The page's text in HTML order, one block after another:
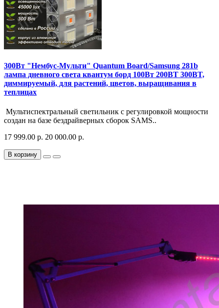
300Вт "Нембус-Мульти" Quantum Board/Samsung 281b
лампа дневного света квантум борд 100Вт 200ВТ 300BT,
диммируемый, для растений, цветов, выращивания в
теплицах
Мультиспектральный светильник с регулировкой мощности
создан на базе бездрайверных сборок SAMS..
17 999.00 р. 20 000.00 р.
В корзину